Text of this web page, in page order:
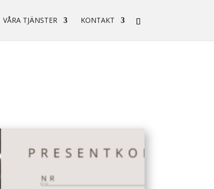
VÅRA TJÄNSTER KONTAKT